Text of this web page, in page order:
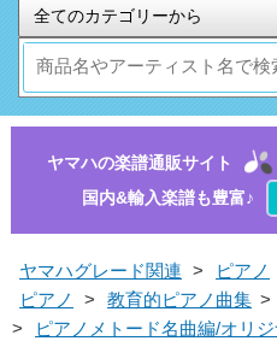
ヤマハの楽譜通販サイト
国内&輸入楽譜も豊富♪
ヤマハグレード関連 > ピアノ
ピアノ
> 教育的ピアノ曲集 >
>
ピアノメトード名曲編/オリ